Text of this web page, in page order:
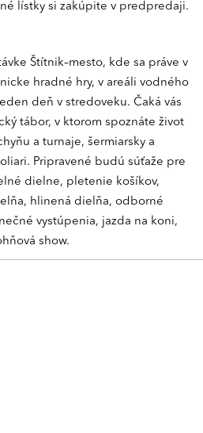
lístky si zakúpite v predpredaji.
Štítnik–mesto, kde sa práve v
hradné hry, v areáli vodného
deň v stredoveku. Čaká vás
tábor, v ktorom spoznáte život
a turnaje, šermiarsky a
Pripravené budú súťaže pre
dielne, pletenie košíkov,
hlinená dielňa, odborné
vystúpenia, jazda na koni,
show.